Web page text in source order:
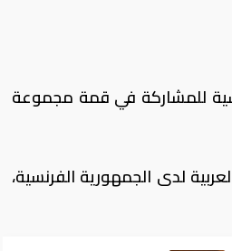
للمشاركة في قمة مجموعة
لدى الجمهورية الفرنسية،